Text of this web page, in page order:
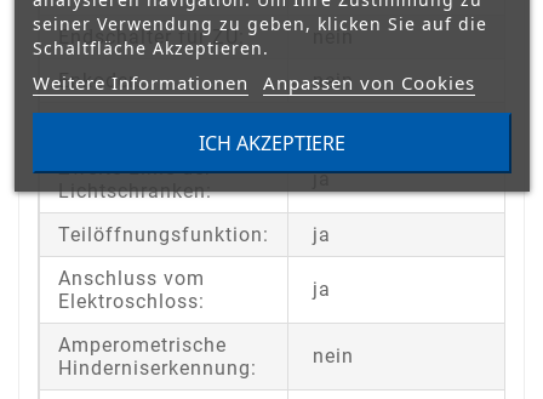
Endschalter für ZU:
nein
Enkoder:
nein
Zweite Linie der
Lichtschranken:
ja
Teilöffnungsfunktion:
ja
Anschluss vom
Elektroschloss:
ja
Amperometrische
Hinderniserkennung:
nein
seiner Verwendung zu geben, klicken Sie auf die
Schaltfläche Akzeptieren.
Weitere Informationen Anpassen von Cookies
ICH AKZEPTIERE